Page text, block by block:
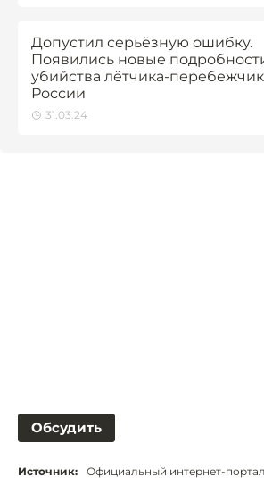
Допустил серьёзную ошибку.
Появились новые
убийства лётчика-
России
31.03.24
Обсудить
Источник: Официальный интернет-